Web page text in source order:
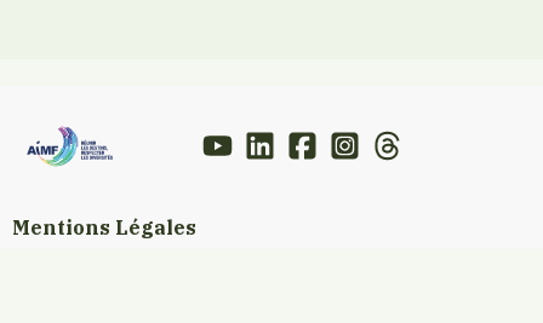
Mentions Légales